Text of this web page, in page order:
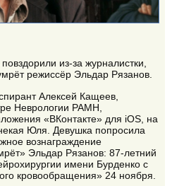
из-за журналистки,
режиссёр Эльдар Рязанов.
Алексей Кащеев,
Неврологии РАМН,
«ВКонтакте» для iOS, на
Юля. Девушка попросила
вознаграждение
Эльдар Рязанов: 87-летний
имени Бурденко с
кровообращения» 24 ноября.